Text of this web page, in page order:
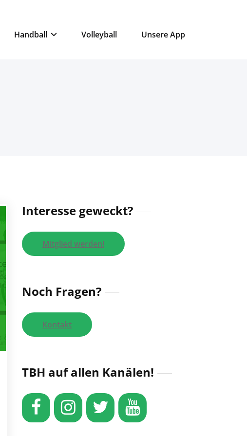
Handball Volleyball Unsere App
Interesse geweckt?
Mitglied werden!
Noch Fragen?
Kontakt
TBH auf allen Kanälen!